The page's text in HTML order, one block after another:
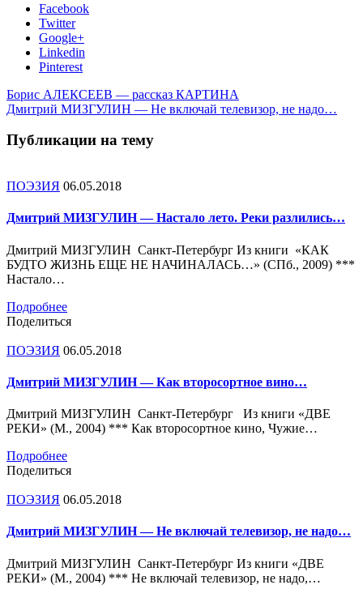
Facebook
Twitter
Google+
Linkedin
Pinterest
Борис АЛЕКСЕЕВ — рассказ КАРТИНА
Дмитрий МИЗГУЛИН — Не включай телевизор, не надо…
Публикации на тему
ПОЭЗИЯ 06.05.2018
Дмитрий МИЗГУЛИН — Настало лето. Реки разлились…
Дмитрий МИЗГУЛИН Санкт-Петербург Из книги «КАК
БУДТО ЖИЗНЬ ЕЩЕ НЕ НАЧИНАЛАСЬ…» (СПб., 2009) ***
Настало…
Подробнее
Поделиться
ПОЭЗИЯ 06.05.2018
Дмитрий МИЗГУЛИН — Как второсортное вино…
Дмитрий МИЗГУЛИН Санкт-Петербург Из книги «ДВЕ
РЕКИ» (М., 2004) *** Как второсортное кино, Чужие…
Подробнее
Поделиться
ПОЭЗИЯ 06.05.2018
Дмитрий МИЗГУЛИН — Не включай телевизор, не надо…
Дмитрий МИЗГУЛИН Санкт-Петербург Из книги «ДВЕ
РЕКИ» (М., 2004) *** Не включай телевизор, не надо,…